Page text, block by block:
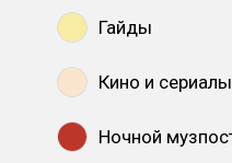
Гайды
Кино и сериалы